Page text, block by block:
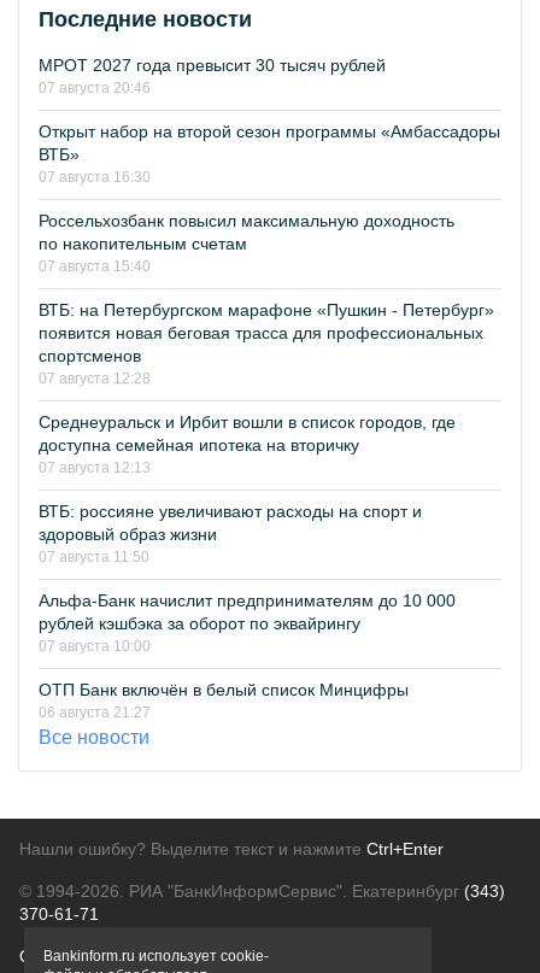
Последние новости
МРОТ 2027 года превысит 30 тысяч рублей
07 августа 20:46
Открыт набор на второй сезон программы «Амбассадоры
ВТБ»
07 августа 16:30
Россельхозбанк повысил максимальную доходность
по накопительным счетам
07 августа 15:40
ВТБ: на Петербургском марафоне «Пушкин - Петербург»
появится новая беговая трасса для профессиональных
спортсменов
07 августа 12:28
Среднеуральск и Ирбит вошли в список городов, где
доступна семейная ипотека на вторичку
07 августа 12:13
ВТБ: россияне увеличивают расходы на спорт и
здоровый образ жизни
07 августа 11:50
Альфа-Банк начислит предпринимателям до 10 000
рублей кэшбэка за оборот по эквайрингу
07 августа 10:00
ОТП Банк включён в белый список Минцифры
06 августа 21:27
Все новости
Нашли ошибку? Выделите текст и нажмите Ctrl+Enter
© 1994-2026. РИА "БанкИнформСервис". Екатеринбург (343)
370-61-71
О проектеПолитика конфиденциальности
Bankinform.ru использует cookie-